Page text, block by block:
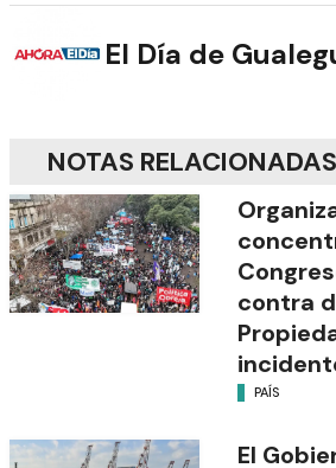
El Día de
NOTAS RELACIONADAS
contra
PAÍS
El